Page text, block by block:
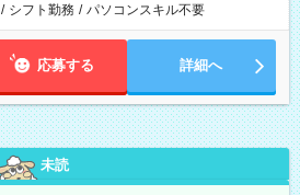
/ シフト勤務 / パソコンスキル不要
応募する 詳細へ
未読